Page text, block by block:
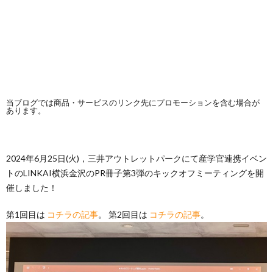
当ブログでは商品・サービスのリンク先にプロモーションを含む場合が
あります。
2024年6月25日(火)，三井アウトレットパークにて産学官連携イベン
トのLINKAI横浜金沢のPR冊子第3弾のキックオフミーティングを開
催しました！
第1回目は コチラの記事。 第2回目は コチラの記事。